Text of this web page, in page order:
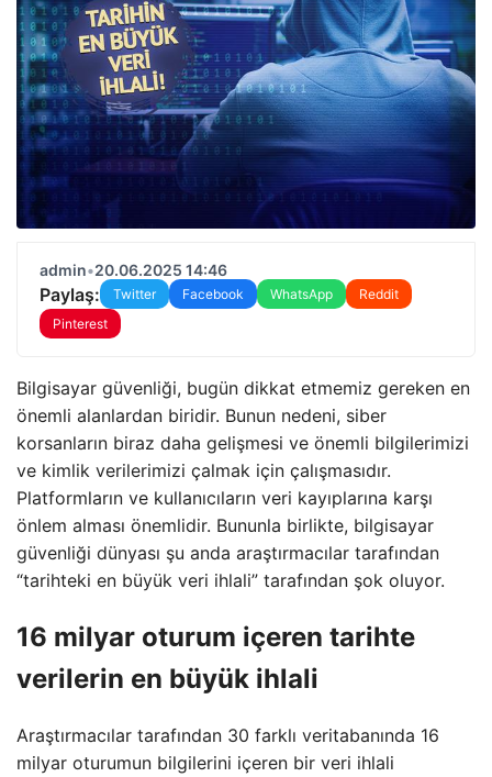
admin•20.06.2025 14:46
Paylaş: Twitter Facebook WhatsApp
Reddit
Pinterest
Bilgisayar güvenliği, bugün dikkat etmemiz gereken en
önemli alanlardan biridir. Bunun nedeni, siber
korsanların biraz daha gelişmesi ve önemli bilgilerimizi
ve kimlik verilerimizi çalmak için çalışmasıdır.
Platformların ve kullanıcıların veri kayıplarına karşı
önlem alması önemlidir. Bununla birlikte, bilgisayar
güvenliği dünyası şu anda araştırmacılar tarafından
“tarihteki en büyük veri ihlali” tarafından şok oluyor.
16 milyar oturum içeren tarihte
verilerin en büyük ihlali
Araştırmacılar tarafından 30 farklı veritabanında 16
milyar oturumun bilgilerini içeren bir veri ihlali